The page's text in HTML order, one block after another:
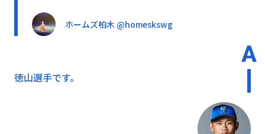
ホームズ柏木 @homeskswg
徳山選手です。